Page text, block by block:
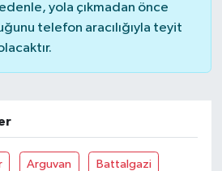
yola çıkmadan önce
telefon aracılığıyla teyit
Arguvan Battalgazi